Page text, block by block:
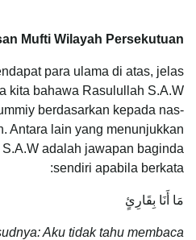
Mufti Wilayah Persekutuan
para ulama di atas, jelas
kita bahawa Rasulullah S.A.W
berdasarkan kepada nas-
Antara lain yang menunjukkan
adalah jawapan baginda
sendiri apabila berkata:
مَا أَنَا بِقَارِئٍ‏
Aku tidak tahu membaca.